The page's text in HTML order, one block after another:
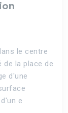
le centre
de la place de
d'une
e